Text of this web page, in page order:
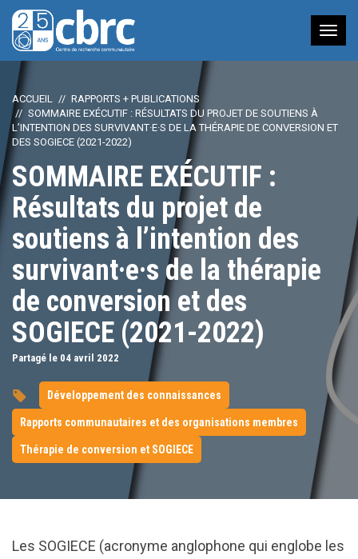
à
ACCUEIL
RAPPORTS + PUBLICATIONS
SOMMAIRE EXÉCUTIF : RÉSULTATS DU PROJET DE SOUTIENS À
L’INTENTION DES SURVIVANT·E·S DE LA THÉRAPIE DE CONVERSION ET
DES SOGIECE (2021-2022)
SOMMAIRE EXÉCUTIF :
Résultats du projet de
soutiens à l’intention des
survivant·e·s de la thérapie
de conversion et des
SOGIECE (2021-2022)
Partagé le 04 avril 2022
Développement des connaissances
Rapports communautaires et des organisations membres
Thérapie de conversion et SOGIECE
Les SOGIECE (acronyme anglophone qui englobe les